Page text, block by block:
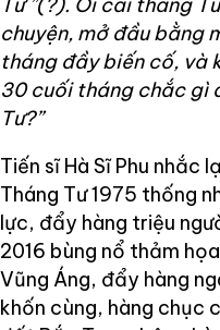
chuyện, mở đầu bằng
tháng đầy biến cố, và
30 cuối tháng chắc gì
Tư?”
Tiến sĩ Hà Sĩ Phu nhắc
Tháng Tư 1975 thống
lực, đẩy hàng triệu
2016 bùng nổ thảm
Vũng Áng, đẩy hàng
khốn cùng, hàng chục